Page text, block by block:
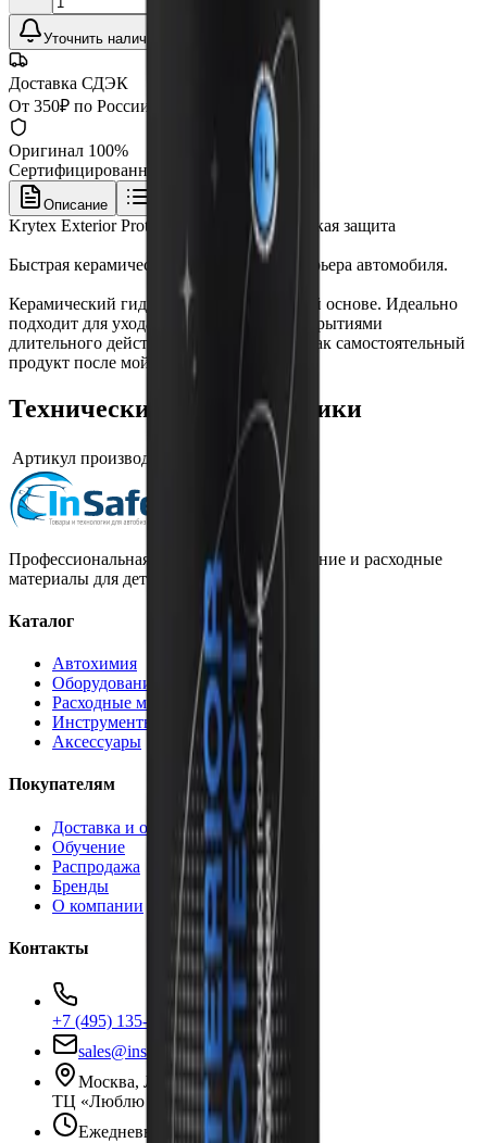
Уточнить наличие
Доставка СДЭК
От 350₽ по России
Оригинал 100%
Сертифицированный товар
Описание Характеристики
Krytex Exterior Protect Быстрая керамическая защита
Быстрая керамическая защита. Для экстерьера автомобиля.
Керамический гидрофобизатор на водной основе. Идеально
подходит для ухода за керамичекими покрытиями
длительного действия. Может работать как самостоятельный
продукт после мойки автомобиля.
Технические характеристики
Артикул производителя ECO.002.002
Профессиональная автохимия, оборудование и расходные
материалы для детейлинга.
Каталог
Автохимия
Оборудование
Расходные материалы
Инструменты
Аксессуары
Покупателям
Доставка и оплата
Обучение
Распродажа
Бренды
О компании
Контакты
+7 (495) 135-35-99
sales@insafe.ru
Москва, Люблинская ул., 153.
ТЦ «Люблю Молл», -1 уровень
Ежедневно 10:00 — 19:00